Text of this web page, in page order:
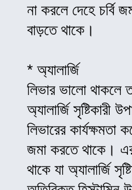
না করলে দেহে চর্বি
বাড়তে থাকে।
* অ্যালার্জি
লিভার ভালো থাকলে
অ্যালার্জি
লিভারের কার্যক্ষমতা
জমা করতে থাকে। এর
থাকে যা অ্যালার্জি